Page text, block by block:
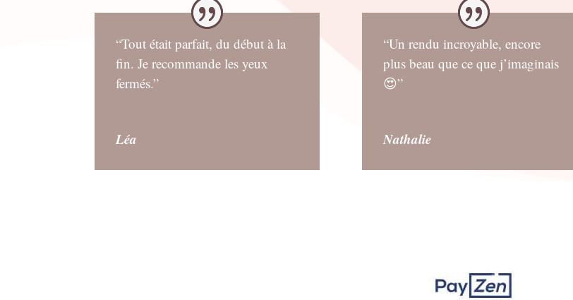
“Tout était parfait, du début à la
fin. Je recommande les yeux
fermés.”
Léa
“Un rendu incroyable, encore
plus beau que ce que j’imaginais
😍”
Nathalie